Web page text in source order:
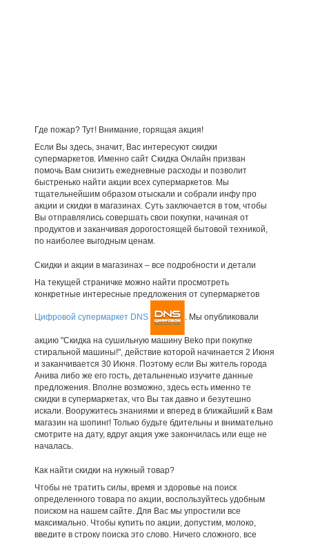
Где пожар? Тут! Внимание, горящая акция!
Если Вы здесь, значит, Вас интересуют скидки
супермаркетов. Именно сайт Скидка Онлайн призван
помочь Вам снизить ежедневные расходы и позволит
быстренько найти акции всех супермаркетов. Мы
тщательнейшим образом отыскали и собрали инфу про
акции и скидки в магазинах. Суть заключается в том, чтобы
Вы отправлялись совершать свои покупки, начиная от
продуктов и заканчивая дорогостоящей бытовой техникой,
по наиболее выгодным ценам.
Скидки и акции в магазинах – все подробности и детали
На текущей страничке можно найти просмотреть
конкретные интересные предложения от супермаркетов
Цифровой супермаркет DNS . Мы опубликовали
акцию "Скидка на сушильную машину Beko при покупке
стиральной машины!", действие которой начинается 2 Июня
и заканчивается 30 Июня. Поэтому если Вы житель города
Анива либо же его гость, детальненько изучите данные
предложения. Вполне возможно, здесь есть именно те
скидки в супермаркетах, что Вы так давно и безутешно
искали. Вооружитесь знаниями и вперед в ближайший к Вам
магазин на шопинг! Только будьте бдительны и внимательно
смотрите на дату, вдруг акция уже закончилась или еще не
началась.
Как найти скидки на нужный товар?
Чтобы не тратить силы, время и здоровье на поиск
определенного товара по акции, воспользуйтесь удобным
поиском на нашем сайте. Для Вас мы упростили все
максимально. Чтобы купить по акции, допустим, молоко,
введите в строку поиска это слово. Ничего сложного, все